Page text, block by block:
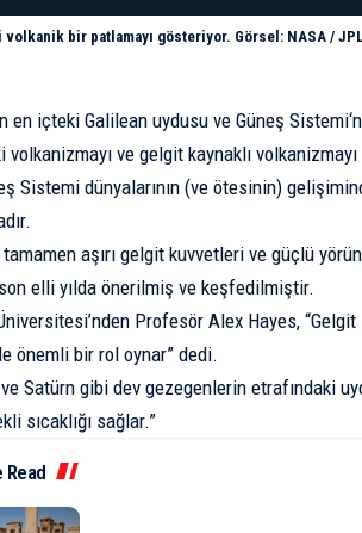
volkanik bir patlamayı gösteriyor. Görsel: NASA /
en içteki Galilean uydusu ve Güneş Sistemi
volkanizmayı ve gelgit kaynaklı
Sistemi dünyalarının (ve ötesinin)
tamamen aşırı gelgit kuvvetleri ve güçlü
elli yılda önerilmiş ve keşfedilmiştir.
Profesör Alex Hayes, “Gelgit
önemli bir rol oynar” dedi.
Satürn gibi dev gezegenlerin etrafındaki
sıcaklığı sağlar.”
Read